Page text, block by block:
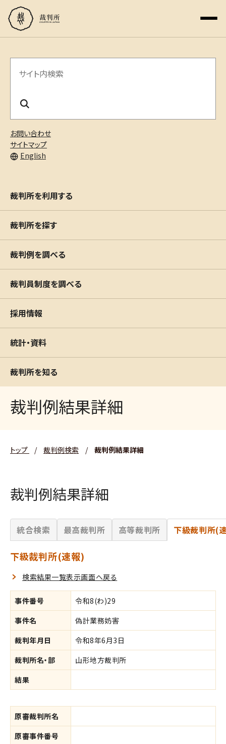
お問い合わせ
サイトマップ
English
サ
内
検
索
裁判所を利用する
裁判所を探す
裁判例を調べる
裁判員制度を調べる
採用情報
統計・資料
裁判所を知る
裁判例結果詳細
トップ / 裁判例検索 / 裁判例結果詳細
裁判例結果詳細
統合検索 最高裁判所 高等裁判所 下級裁判所(
下級裁判所(速報)
検索結果一覧表示画面へ戻る
事件番号
令和8(わ)29
事件名
偽計業務妨害
裁判年月日
令和8年6月3日
裁判所名・部
山形地方裁判所
結果
原審裁判所名
原審事件番号